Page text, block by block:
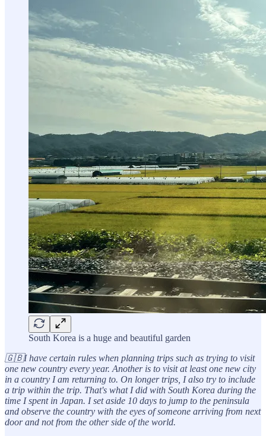
South Korea is a huge and beautiful garden
🇬🇧I have certain rules when planning trips such as trying to visit
one new country every year. Another is to visit at least one new city
in a country I am returning to. On longer trips, I also try to include
a trip within the trip. That's what I did with South Korea during the
time I spent in Japan. I set aside 10 days to jump to the peninsula
and observe the country with the eyes of someone arriving from next
door and not from the other side of the world.